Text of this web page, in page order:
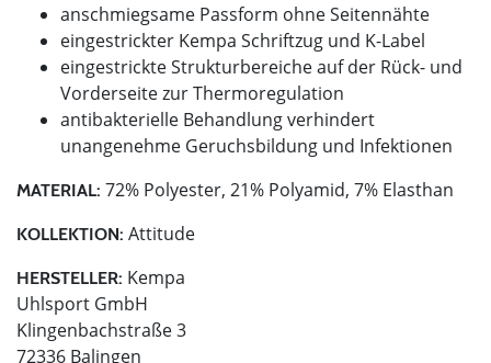
anschmiegsame Passform ohne Seitennähte
eingestrickter Kempa Schriftzug und K-Label
eingestrickte Strukturbereiche auf der Rück- und
Vorderseite zur Thermoregulation
antibakterielle Behandlung verhindert
unangenehme Geruchsbildung und Infektionen
MATERIAL: 72% Polyester, 21% Polyamid, 7% Elasthan
KOLLEKTION: Attitude
HERSTELLER: Kempa
Uhlsport GmbH
Klingenbachstraße 3
72336 Balingen